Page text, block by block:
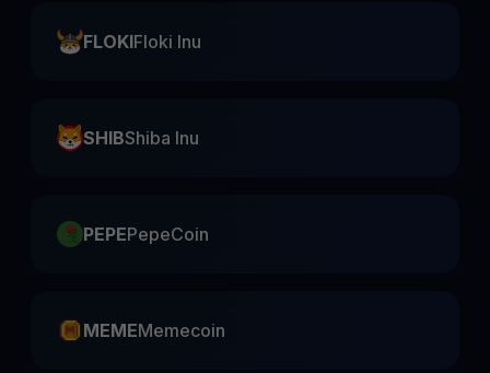
FLOKIFloki Inu
SHIBShiba Inu
PEPEPepeCoin
MEMEMemecoin